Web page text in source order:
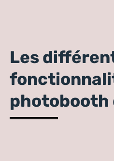
Les
photobooth